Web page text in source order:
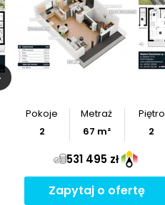
Pokoje
2
Metraż
67 m²
Piętro
2
531 495 zł
Zapytaj o ofertę